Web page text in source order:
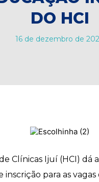
DO HCI
16 de dezembro de
Clínicas Ijuí (HCI) dá
inscrição para as